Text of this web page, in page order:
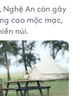
An còn gây
cao mộc mạc,
núi.